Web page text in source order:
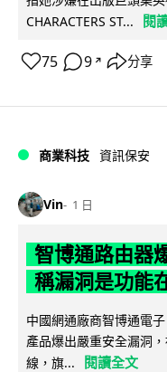
CHARACTERS ST...
閱
75 9 ↗ 分享
商業科技 資訊保安
Vin 1 日
智博通路由器
稱漏洞是功能
中國網通廠商智博通電
產品爆出嚴重安全漏洞
線，旗...
閱讀全文